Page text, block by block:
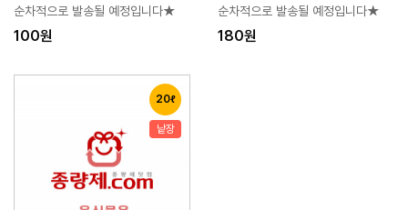
순차적으로 발송될 예정입니다★
100원
순차적으로 발송될 예정입니다★
180원
20ℓ
낱장